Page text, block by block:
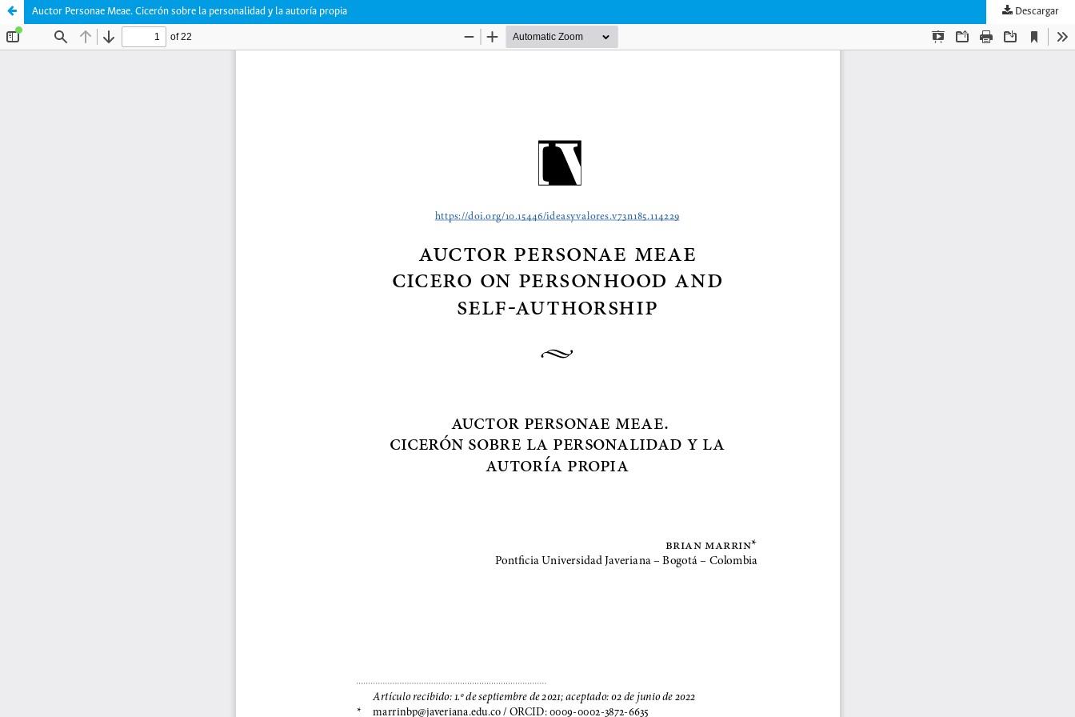
Auctor Personae Meae. Cicerón sobre la personalidad y la autoría propia Descargar